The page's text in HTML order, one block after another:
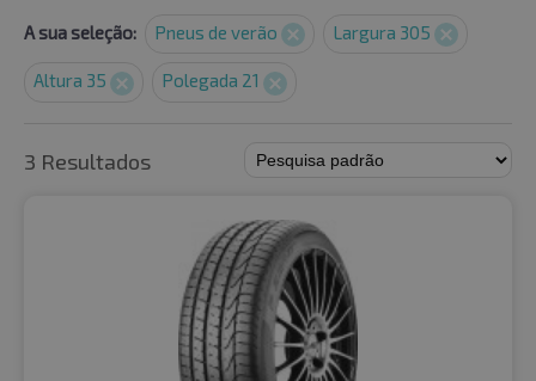
A sua seleção: Pneus de verão Largura 305
Altura 35 Polegada 21
3 Resultados